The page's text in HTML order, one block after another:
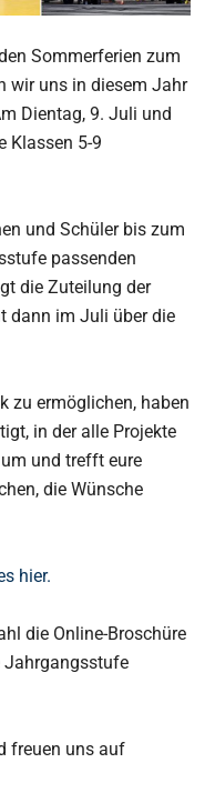
Sommerferien zum
wir uns in diesem Jahr
Dientag, 9. Juli und
Klassen 5-9
und Schüler bis zum
passenden
die Zuteilung der
dann im Juli über die
zu ermöglichen, haben
in der alle Projekte
und trefft eure
die Wünsche
hier.
die Online-Broschüre
Jahrgangsstufe
freuen uns auf